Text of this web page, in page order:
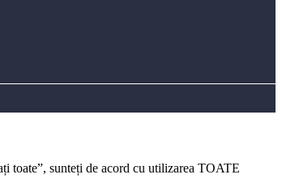
toate”, sunteți de acord cu utilizarea TOATE